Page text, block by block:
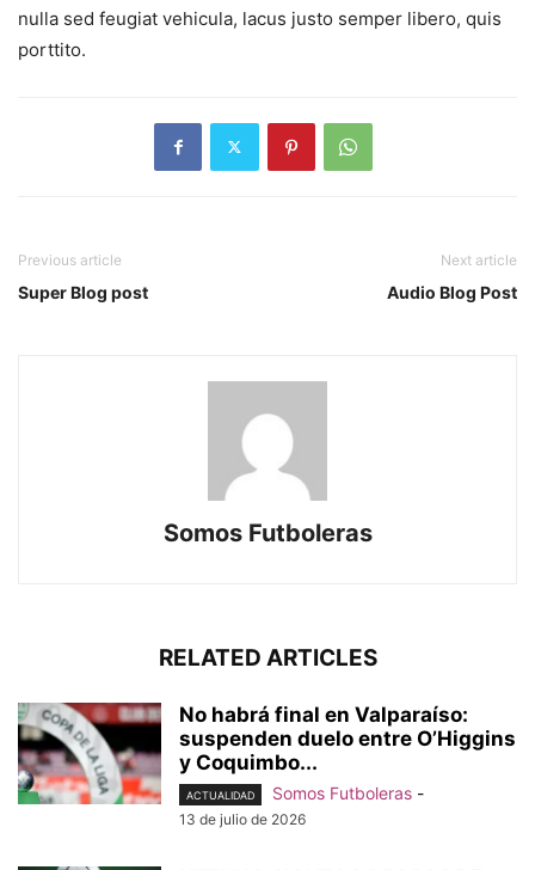
nulla sed feugiat vehicula, lacus justo semper libero, quis
porttito.
Previous article
Super Blog post
Next article
Audio Blog Post
Somos Futboleras
RELATED ARTICLES
No habrá final en Valparaíso:
suspenden duelo entre O’Higgins
y Coquimbo...
ACTUALIDAD Somos Futboleras -
13 de julio de 2026